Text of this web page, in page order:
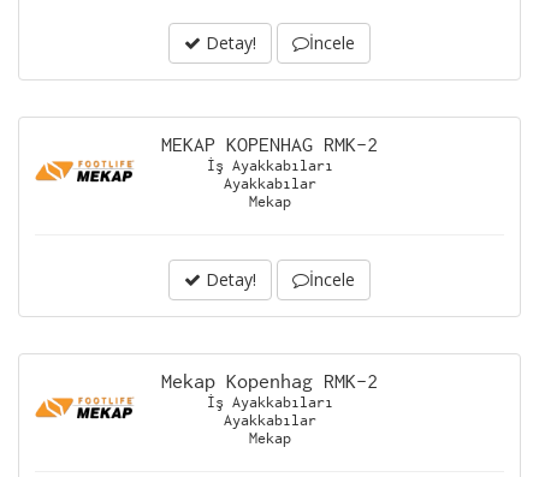
Detay! İncele
MEKAP KOPENHAG RMK-2
İş Ayakkabıları
Ayakkabılar
Mekap
Detay! İncele
Mekap Kopenhag RMK-2
İş Ayakkabıları
Ayakkabılar
Mekap